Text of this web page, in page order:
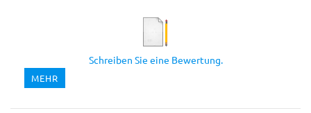
Schreiben Sie eine Bewertung.
MEHR